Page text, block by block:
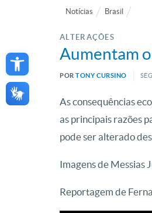
Open toolbar
Notícias Brasil
ALTERAÇÕES
Aumentam
PORTONY CURSINO
As consequências
as principais razões
pode ser alterado
Imagens de Messias
Reportagem de